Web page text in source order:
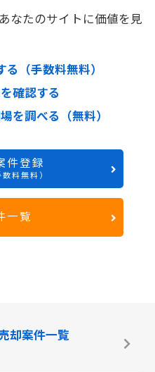
なたのサイトに価値を見
（手数料無料）
確認する
を調べる（無料）
件登録
数料無料）
一覧
却案件一覧